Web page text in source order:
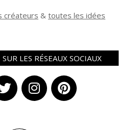
créateurs & toutes les idées
LES RÉSEAUX SOCIAUX